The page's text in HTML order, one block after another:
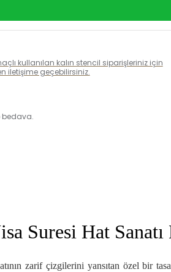
kullanılan kalın stencil siparişleriniz için
iletişime geçebilirsiniz.
bedava.
Suresi Hat
zarif çizgilerini yansıtan özel bir